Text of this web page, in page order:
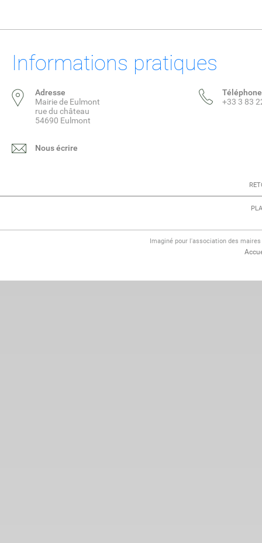
Informations pratiques
Adresse
Mairie de Eulmont
rue du château
54690 Eulmont
Nous écrire
Téléphone
+33 3 83
Imaginé pour l'association des